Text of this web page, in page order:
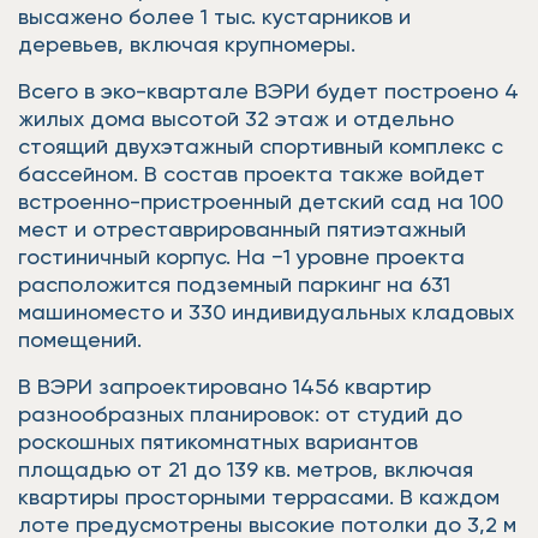
высажено более 1 тыс. кустарников и
деревьев, включая крупномеры.
Всего в эко-квартале ВЭРИ будет построено 4
жилых дома высотой 32 этаж и отдельно
стоящий двухэтажный спортивный комплекс с
бассейном. В состав проекта также войдет
встроенно-пристроенный детский сад на 100
мест и отреставрированный пятиэтажный
гостиничный корпус. На −1 уровне проекта
расположится подземный паркинг на 631
машиноместо и 330 индивидуальных кладовых
помещений.
В ВЭРИ запроектировано 1456 квартир
разнообразных планировок: от студий до
роскошных пятикомнатных вариантов
площадью от 21 до 139 кв. метров, включая
квартиры просторными террасами. В каждом
лоте предусмотрены высокие потолки до 3,2 м